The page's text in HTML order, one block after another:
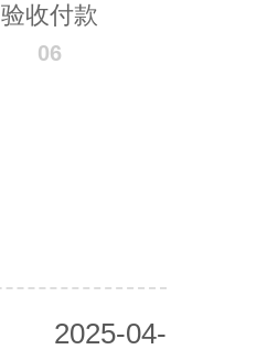
验收付款
06
2025-04-